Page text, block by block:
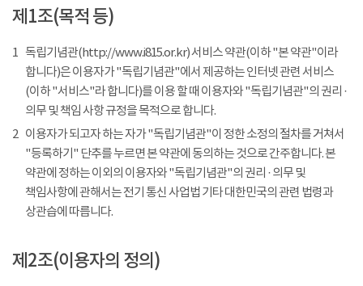
제1조(목적 등)
1 독립기념관(http://www.i815.or.kr) 서비스 약관(이하 "본 약관"이라
합니다)은 이용자가 "독립기념관"에서 제공하는 인터넷 관련 서비스
(이하 "서비스"라 합니다)를 이용 할 때 이용자와 "독립기념관"의 권리 ·
의무 및 책임 사항 규정을 목적으로 합니다.
2 이용자가 되고자 하는 자가 "독립기념관"이 정한 소정의 절차를 거쳐서
"등록하기" 단추를 누르면 본 약관에 동의하는 것으로 간주합니다. 본
약관에 정하는 이외의 이용자와 "독립기념관"의 권리 · 의무 및
책임사항에 관해서는 전기 통신 사업법 기타 대한민국의 관련 법령과
상관습에 따릅니다.
제2조(이용자의 정의)